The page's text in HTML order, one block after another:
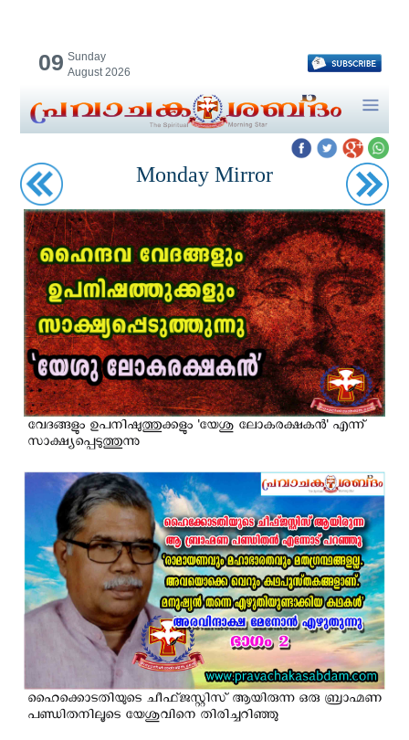
09 Sunday
August 2026
Monday Mirror
വേദങ്ങളും ഉപനിഷുത്തുക്കളും 'യേശു ലോകരക്ഷകൻ' എന്ന്
സാക്ഷ്യപ്പെടുത്തുന്നു
ഹൈക്കൊടതിയുടെ ചീഫ്ജസ്റ്റിസ് ആയിരുന്ന ഒരു ബ്രാഹ്മണ
പണ്ഡിതനിലൂടെ യേശുവിനെ തിരിച്ചറിഞ്ഞു